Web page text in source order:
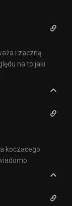
i zaczną
na to jaki
koczacego